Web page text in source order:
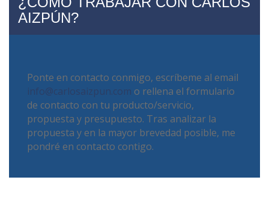
AIZPÚN?
Ponte en contacto conmigo, escríbeme al email
info@carlosaizpun.com o rellena el formulario
de contacto con tu producto/servicio,
propuesta y presupuesto. Tras analizar la
propuesta y en la mayor brevedad posible, me
pondré en contacto contigo.